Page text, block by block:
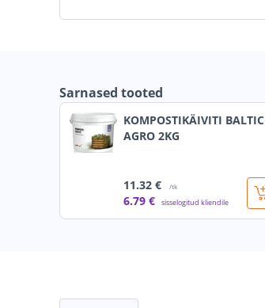
Sarnased tooted
KOMPOSTIKÄIVITI BALTIC
AGRO 2KG
11.32 € /tk
6.79 € sisselogitud kliendile